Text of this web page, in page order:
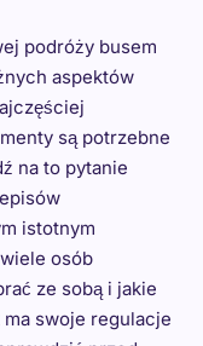
podróży busem
aspektów
są potrzebne
na to pytanie
istotnym
osób
ze sobą i jakie
swoje regulacje